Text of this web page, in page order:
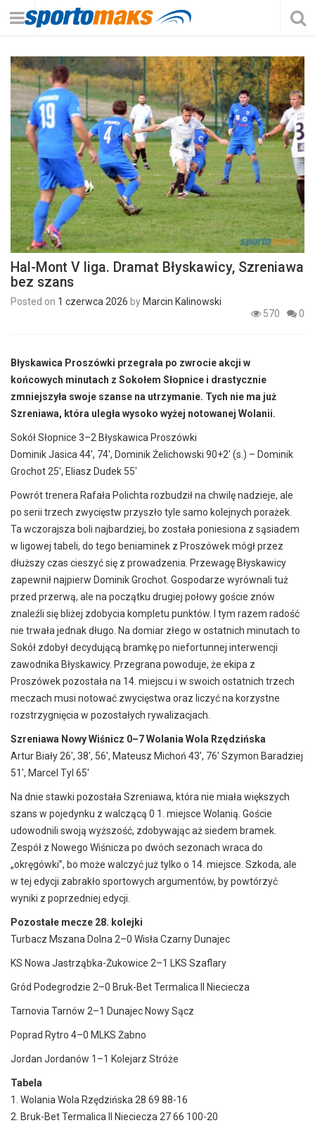
Hal-Mont V liga. Dramat Błyskawicy, Szreniawa
bez szans
Posted on 1 czerwca 2026 by Marcin Kalinowski
570
0
Błyskawica Proszówki przegrała po zwrocie akcji w
końcowych minutach z Sokołem Słopnice i drastycznie
zmniejszyła swoje szanse na utrzymanie. Tych nie ma już
Szreniawa, która uległa wysoko wyżej notowanej Wolanii.
Sokół Słopnice 3–2 Błyskawica Proszówki
Dominik Jasica 44′, 74′, Dominik Żelichowski 90+2′ (s.) – Dominik
Grochot 25′, Eliasz Dudek 55′
Powrót trenera Rafała Polichta rozbudził na chwilę nadzieje, ale
po serii trzech zwycięstw przyszło tyle samo kolejnych porażek.
Ta wczorajsza boli najbardziej, bo została poniesiona z sąsiadem
w ligowej tabeli, do tego beniaminek z Proszówek mógł przez
dłuższy czas cieszyć się z prowadzenia. Przewagę Błyskawicy
zapewnił najpierw Dominik Grochot. Gospodarze wyrównali tuż
przed przerwą, ale na początku drugiej połowy goście znów
znaleźli się bliżej zdobycia kompletu punktów. I tym razem radość
nie trwała jednak długo. Na domiar złego w ostatnich minutach to
Sokół zdobył decydującą bramkę po niefortunnej interwencji
zawodnika Błyskawicy. Przegrana powoduje, że ekipa z
Proszówek pozostała na 14. miejscu i w swoich ostatnich trzech
meczach musi notować zwycięstwa oraz liczyć na korzystne
rozstrzygnięcia w pozostałych rywalizacjach.
Szreniawa Nowy Wiśnicz 0–7 Wolania Wola Rzędzińska
Artur Biały 26′, 38′, 56′, Mateusz Michoń 43′, 76′ Szymon Baradziej
51′, Marcel Tyl 65′
Na dnie stawki pozostała Szreniawa, która nie miała większych
szans w pojedynku z walczącą 0 1. miejsce Wolanią. Goście
udowodnili swoją wyższość, zdobywając aż siedem bramek.
Zespół z Nowego Wiśnicza po dwóch sezonach wraca do
„okręgówki”, bo może walczyć już tylko o 14. miejsce. Szkoda, ale
w tej edycji zabrakło sportowych argumentów, by powtórzyć
wyniki z poprzedniej edycji.
Pozostałe mecze 28. kolejki
Turbacz Mszana Dolna 2–0 Wisła Czarny Dunajec
KS Nowa Jastrząbka-Żukowice 2–1 LKS Szaflary
Gród Podegrodzie 2–0 Bruk-Bet Termalica II Nieciecza
Tarnovia Tarnów 2–1 Dunajec Nowy Sącz
Poprad Rytro 4–0 MLKS Żabno
Jordan Jordanów 1–1 Kolejarz Stróże
Tabela
1. Wolania Wola Rzędzińska 28 69 88-16
2. Bruk-Bet Termalica II Nieciecza 27 66 100-20